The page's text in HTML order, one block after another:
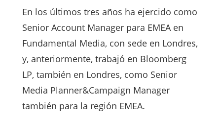
En los últimos tres años ha ejercido como
Senior Account Manager para EMEA en
Fundamental Media, con sede en Londres,
y, anteriormente, trabajó en Bloomberg
LP, también en Londres, como Senior
Media Planner&Campaign Manager
también para la región EMEA.